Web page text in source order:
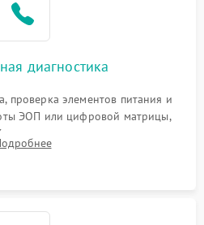
диагностика
проверка элементов питания и
ЭОП или цифровой матрицы,
и механизма выверки
видимых дефектов оптики и